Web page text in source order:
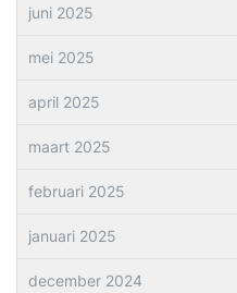
juni 2025
mei 2025
april 2025
maart 2025
februari 2025
januari 2025
december 2024